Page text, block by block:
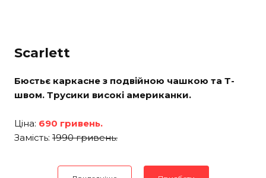
Scarlett
Бюстьє каркасне з подвійною чашкою та Т-
швом. Трусики високі американки.
Ціна: 690 гривень.
Замість: 1990 гривень.